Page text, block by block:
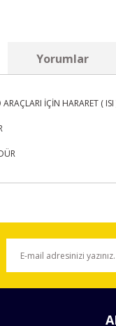
Yorumlar
ARAÇLARI İÇİN HARARET (
ederiz.
veya görüntülenemiyor.
daha pahalı.